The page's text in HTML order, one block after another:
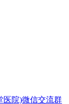
医院)微信交流群